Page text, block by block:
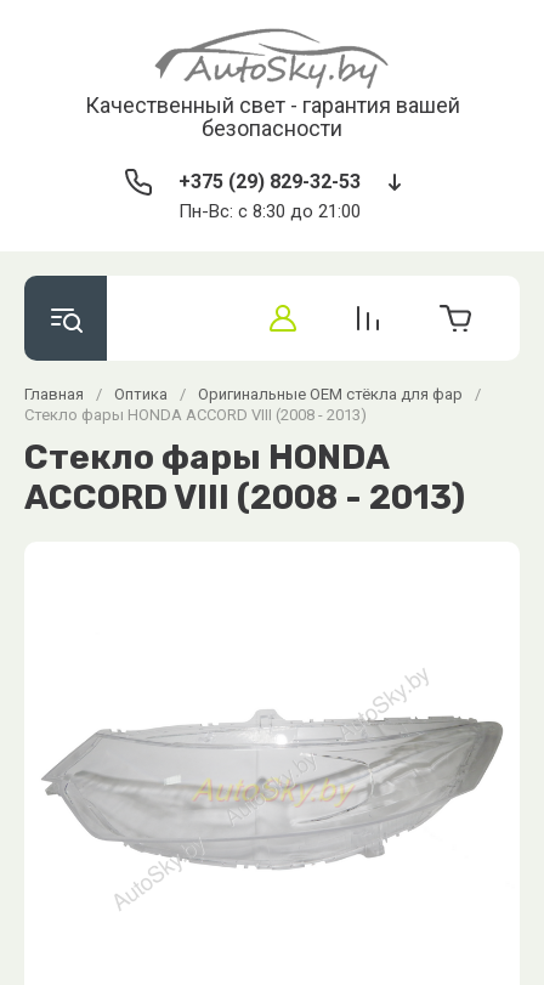
Качественный свет - гарантия вашей
безопасности
+375 (29) 829-32-53
Пн-Вс: с 8:30 до 21:00
Главная / Оптика / Оригинальные OEM стёкла для фар
/
Стекло фары HONDA ACCORD VIII (2008 - 2013)
Стекло фары HONDA
ACCORD VIII (2008 - 2013)